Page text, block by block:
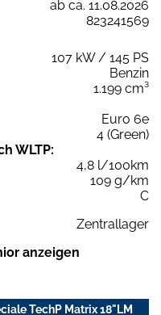
ab ca. 11.08.2026
823241569
107 kW / 145 PS
Benzin
1.199 cm³
Euro 6e
4 (Green)
WLTP:
4,8 l/100km
109 g/km
C
Zentrallager
anzeigen
TechP Matrix 18"LM